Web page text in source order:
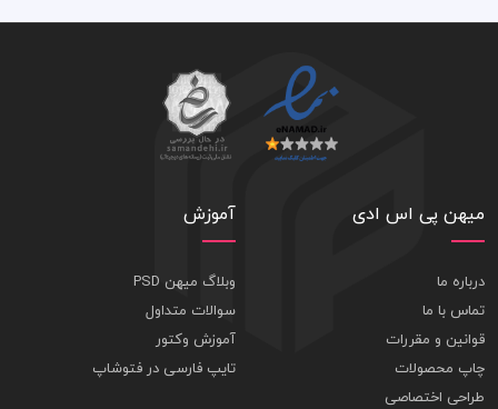
میهن پی اس ادی
درباره ما
تماس با ما
قوانین و مقررات
چاپ محصولات
طراحی اختصاصی
آموزش
وبلاگ میهن PSD
سوالات متداول
آموزش وکتور
تایپ فارسی در فتوشاپ